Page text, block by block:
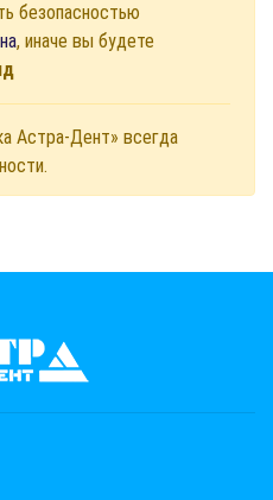
безопасностью
, иначе вы будете
Астра-Дент» всегда